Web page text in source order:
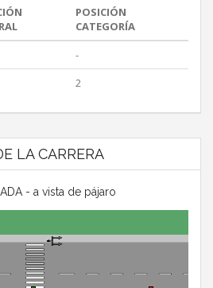
POSICIÓN
CATEGORÍA
-
2
LA CARRERA
- a vista de pájaro